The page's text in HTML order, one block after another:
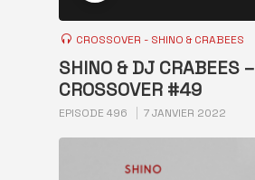
CROSSOVER - SHINO & CRABEES
SHINO & DJ CRABEES –
CROSSOVER #49
EPISODE 496 7 JANVIER 2022